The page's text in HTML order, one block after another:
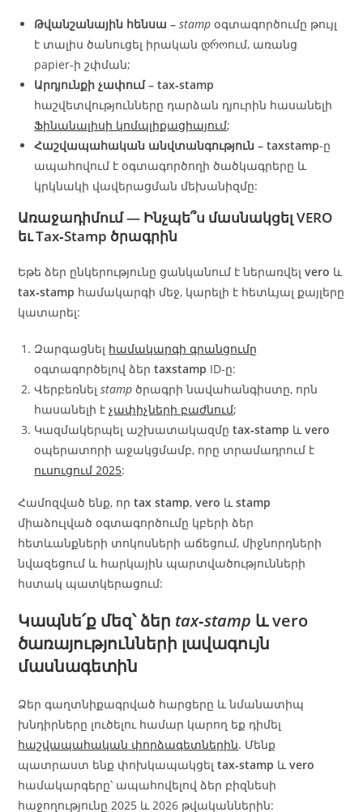
Թվանշանային հենսա – stamp օգտագործումը թույլ
է տալիս ծանուցել իրական დროում, առանց
papier‑ի շփման;
Արդյունքի չափում – tax‑stamp
հաշվետվությունները դարձան դյուրին հասանելի
Ֆինանալիսի կոմպլիքացիայում;
Հաշվապահական անվտանգություն – taxstamp-ը
ապահովում է օգտագործողի ծածկագրերը և
կրկնակի վավերացման մեխանիզմը:
Առաջադիմում — Ինչպե՞ս մասնակցել VERO
եւ Tax‑Stamp ծրագրին
Եթե ձեր ընկերությունը ցանկանում է ներառվելvero և
tax‑stamp համակարգի մեջ, կարելի է հետևյալ քայլերը
կատարել:
Զարգացնել համակարգի գրանցումը
օգտագործելով ձերtaxstamp ID‑ը:
Վերբեռնելstamp ծրագրի նավահանգիստը, որն
հասանելի է չափիչների բաժնում;
Կազմակերպել աշխատակազմըtax‑stamp ևvero
օպերատորի աջակցմամբ, որը տրամադրում է
ուսուցում 2025:
Համոզված ենք, որtax stamp,vero ևstamp
միաձուլված օգտագործումը կբերի ձեր
հետևանքների տոկոսների աճեցում, միջնորդների
նվազեցում և հարկային պարտվածությունների
հստակ պատկերացում:
Կապնե՛ք մեզ՝ ձեր tax‑stamp ևvero
ծառայությունների լավագույն
մասնագետին
Ձեր գաղտնիքագրված հարցերը և նմանատիպ
խնդիրները լուծելու համար կարող եք դիմել
հաշվապահական փորձագետներին. Մենք
պատրաստ ենք փոխկապակցելtax‑stamp ևvero
համակարգերը՝ ապահովելով ձեր բիզնեսի
հաջողությունը 2025 և 2026 թվականներին: